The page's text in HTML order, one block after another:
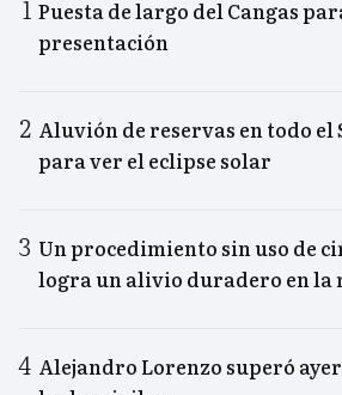
Puesta de largo del Cangas
presentación
Aluvión de reservas en todo el
para ver el eclipse solar
Un procedimiento sin uso de
logra un alivio duradero en
Alejandro Lorenzo superó ayer